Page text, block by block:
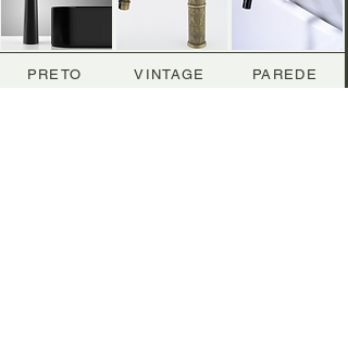
PRETO VINTAGE PAREDE